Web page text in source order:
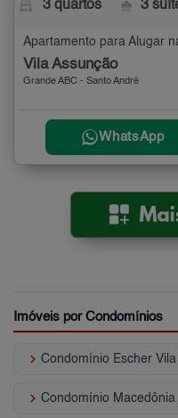
3 quartos 3
Vila Assunção
Grande ABC - Santo André
WhatsApp
Imóveis por Condomínios
keyboard_arrow_right Condomínio Escher Vila
keyboard_arrow_right Condomínio Macedônia